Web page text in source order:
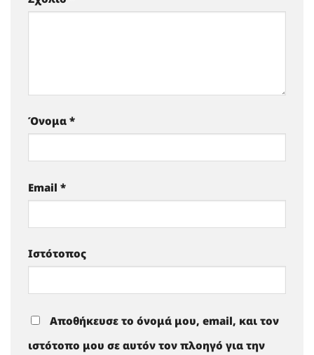
Όνομα *
Email *
Ιστότοπος
Αποθήκευσε το όνομά μου, email, και τον
ιστότοπο μου σε αυτόν τον πλοηγό για την